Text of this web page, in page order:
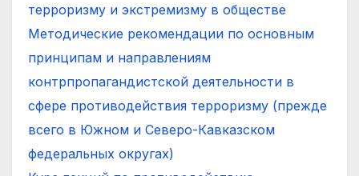
терроризму и экстремизму в обществе
Методические рекомендации по основным
принципам и направлениям
контрпропагандистской деятельности в
сфере противодействия терроризму (прежде
всего в Южном и Северо-Кавказском
федеральных округах)